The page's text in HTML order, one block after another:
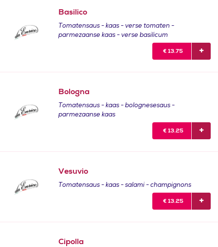
Basilico
Tomatensaus - kaas - verse tomaten -
parmezaanse kaas - verse basilicum
€ 13.75
Bologna
Tomatensaus - kaas - bolognesesaus -
parmezaanse kaas
€ 13.25
Vesuvio
Tomatensaus - kaas - salami - champignons
€ 13.25
Cipolla